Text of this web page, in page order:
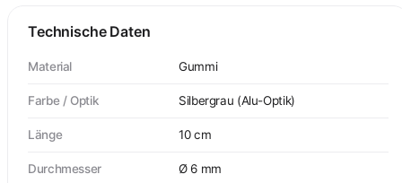
Technische Daten
Material Gummi
Farbe / Optik Silbergrau (Alu-Optik)
Länge 10 cm
Durchmesser Ø 6 mm